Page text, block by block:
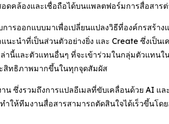
คล้องและเชื่อถือได้บนแพลตฟอร์มการสื่อสารต่
ารออกแบบมาเพื่อเปลี่ยนแปลงวิธีที่องค์กรสร้าง
นะนำที่เป็นส่วนตัวอย่างยิ่ง และ Create ซึ่งเป็น
นี้และตัวแทนอื่นๆ ที่จะเข้าร่วมในกลุ่มตัวแทนใ
สิทธิภาพมากขึ้นในทุกจุดสัมผัส
น ซึ่งรวมถึงการแปลอีเมลที่ขับเคลื่อนด้วย AI แ
ห้ทีมงานสื่อสารสามารถตัดสินใจได้เร็วขึ้นโด